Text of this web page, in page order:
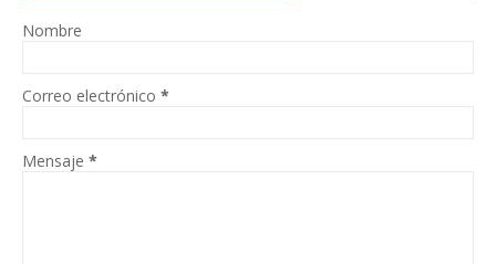
Nombre
Correo electrónico *
Mensaje *